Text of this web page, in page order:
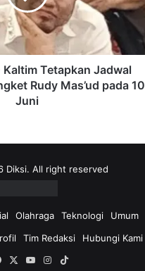
Kaltim Tetapkan Jadwal
Rudy Mas’ud pada 10
Juni
Diksi. All right reserved
Olahraga Teknologi Umum
Tim Redaksi
Hubungi Kami
Facebook
X YouTubeInstagram
TikTok